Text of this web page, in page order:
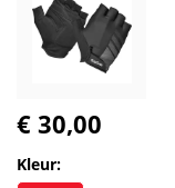
€ 30,00
Kleur: